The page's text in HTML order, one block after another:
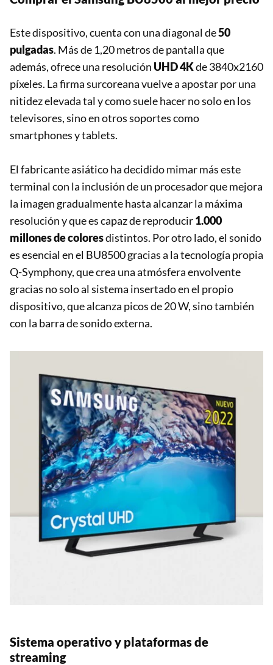
Este dispositivo, cuenta con una diagonal de50
pulgadas. Más de 1,20 metros de pantalla que
además, ofrece una resolución UHD 4Kde 3840x2160
píxeles. La firma surcoreana vuelve a apostar por una
nitidez elevada tal y como suele hacer no solo en los
televisores, sino en otros soportes como
smartphones y tablets.
El fabricante asiático ha decidido mimar más este
terminal con la inclusión de un procesador que mejora
la imagen gradualmente hasta alcanzar la máxima
resolución y que es capaz de reproducir1.000
millones de coloresdistintos. Por otro lado, el sonido
es esencial en el BU8500 gracias a la tecnología propia
Q-Symphony, que crea una atmósfera envolvente
gracias no solo al sistema insertado en el propio
dispositivo, que alcanza picos de 20 W, sino también
con la barra de sonido externa.
Sistema operativo y plataformas de
streaming